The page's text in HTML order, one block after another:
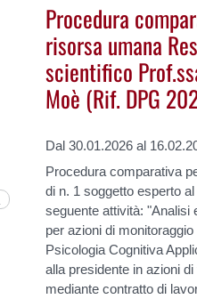
Procedura
risorsa umana
scientifico
Moè (Rif. DPG
Dal 30.01.2026 al
Procedura comparativa
di n. 1 soggetto esperto
seguente attività: "Analisi
per azioni di
Psicologia Cognitiva
alla presidente in azioni
mediante contratto di